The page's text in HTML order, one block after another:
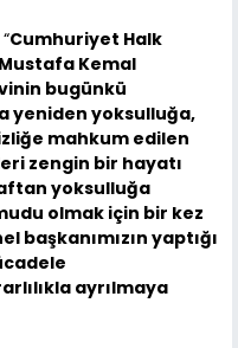
Cumhuriyet Halk
Kemal
bugünkü
yeniden yoksulluğa,
mahkum edilen
zengin bir hayatı
yoksulluğa
olmak için bir kez
yaptığı
ayrılmaya